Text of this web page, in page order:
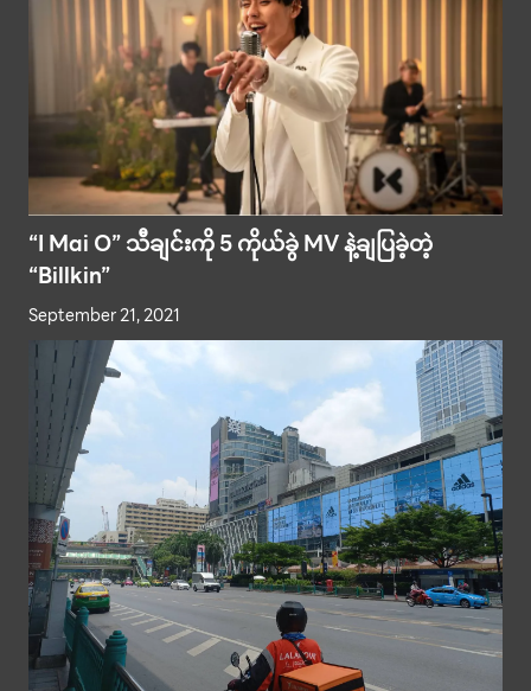
“I Mai O” သီချင်းကို 5 ကိုယ်ခွဲ MV နဲ့ချပြခဲ့တဲ့
“Billkin”
September 21, 2021